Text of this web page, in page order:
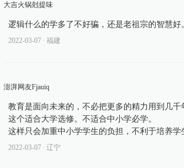
大吉火锅尅提味
逻辑什么的学多了不好骗，还是老祖宗的智慧好
2022-03-07 ∙ 福建
澎湃网友Fjauiq
教育是面向未来的，不必把更多的精力用到几千
这个适合大学选修。不适合中小学必学。
这样只会加重中小学学生的负担，不利于培养学
2022-03-07 ∙ 辽宁